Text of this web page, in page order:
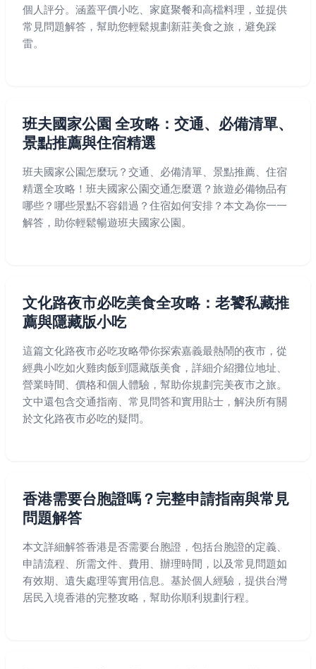
個人評分。涵蓋平價小吃、家庭聚餐和高檔料理，並提供
常見問題解答，幫助您輕鬆規劃新莊美食之旅，避免踩
雷。
班夫國家公園 全攻略：交通、必備清單、
景點推薦與住宿精選
班夫國家公園怎麼玩？交通、必備清單、景點推薦、住宿
精選全攻略！班夫國家公園交通怎麼選？旅遊必備物品有
哪些？哪些景點不容錯過？住宿如何安排？本文為你一一
解答，助你輕鬆暢遊班夫國家公園。
文化路夜市必吃美食全攻略：老饕私藏推
薦與隱藏版小吃
這篇文化路夜市必吃攻略帶你探索嘉義最熱鬧的夜市，從
經典小吃如火雞肉飯到隱藏版美食，詳細介紹攤位地址、
營業時間、價格和個人體驗，幫助你規劃完美夜市之旅。
文中還包含交通指南、常見問答和實用貼士，解決所有關
於文化路夜市必吃的疑問。
香港需要台胞證嗎？完整申請指南與常見
問題解答
本文詳細解答香港是否需要台胞證，包括台胞證的定義、
申請流程、所需文件、費用、辦理時間，以及常見問題如
有效期、遺失處理等實用信息。基於個人經驗，提供台灣
居民入境香港的完整攻略，幫助你順利規劃行程。